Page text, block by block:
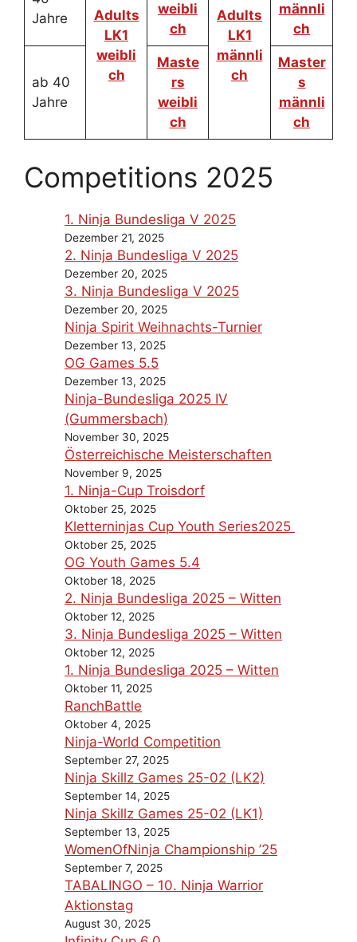
Jahre
Adults
LK1
weibli
ch
weibli
ch
Adults
LK1
männli
ch
männli
ch
ab 40
Jahre
Maste
rs
weibli
ch
Master
s
männli
ch
Competitions 2025
1. Ninja Bundesliga V 2025
Dezember 21, 2025
2. Ninja Bundesliga V 2025
Dezember 20, 2025
3. Ninja Bundesliga V 2025
Dezember 20, 2025
Ninja Spirit Weihnachts-Turnier
Dezember 13, 2025
OG Games 5.5
Dezember 13, 2025
Ninja-Bundesliga 2025 IV
(Gummersbach)
November 30, 2025
Österreichische Meisterschaften
November 9, 2025
1. Ninja-Cup Troisdorf
Oktober 25, 2025
Kletterninjas Cup Youth Series2025
Oktober 25, 2025
OG Youth Games 5.4
Oktober 18, 2025
2. Ninja Bundesliga 2025 – Witten
Oktober 12, 2025
3. Ninja Bundesliga 2025 – Witten
Oktober 12, 2025
1. Ninja Bundesliga 2025 – Witten
Oktober 11, 2025
RanchBattle
Oktober 4, 2025
Ninja-World Competition
September 27, 2025
Ninja Skillz Games 25-02 (LK2)
September 14, 2025
Ninja Skillz Games 25-02 (LK1)
September 13, 2025
WomenOfNinja Championship ’25
September 7, 2025
TABALINGO – 10. Ninja Warrior
Aktionstag
August 30, 2025